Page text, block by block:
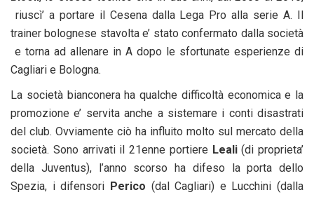
riuscì’ a portare il Cesena dalla Lega Pro alla serie A. Il
trainer bolognese stavolta e’ stato confermato dalla società
e torna ad allenare in A dopo le sfortunate esperienze di
Cagliari e Bologna.
La società bianconera ha qualche difficoltà economica e la
promozione e’ servita anche a sistemare i conti disastrati
del club. Ovviamente ciò ha influito molto sul mercato della
società. Sono arrivati il 21enne portiere Leali(di proprieta’
della Juventus), l’anno scorso ha difeso la porta dello
Spezia, i difensori Perico (dal Cagliari) e Lucchini (dalla